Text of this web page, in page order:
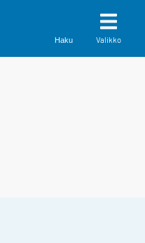
Haku Valikko